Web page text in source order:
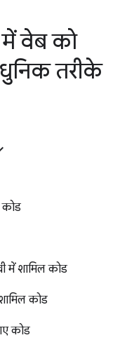
वेब को
तरीके
कोड
में शामिल कोड
कोड
कोड